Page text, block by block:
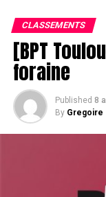
CLASSEMENTS
[BPT
foraine
Published 8
By Gregoire